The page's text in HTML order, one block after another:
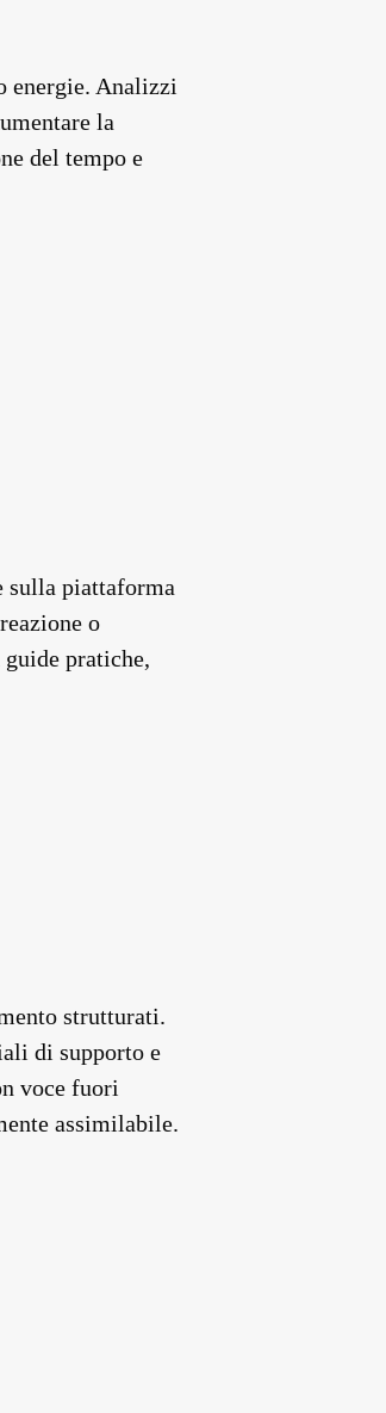
energie. Analizzi
la
del tempo e
sulla piattaforma
o
pratiche,
strutturati.
di supporto e
voce fuori
assimilabile.